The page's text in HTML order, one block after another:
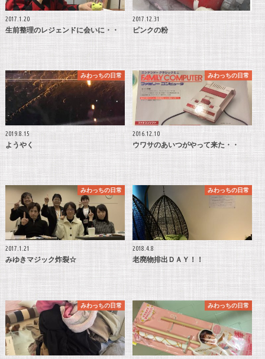
2017.1.20
生前整理のレジェンドに会いに・・
2017.12.31
ピンクの粉
みわっちの日常
2019.8.15
ようやく
みわっちの日常
2016.12.10
ウワサのあいつがやって来た・・
みわっちの日常
2017.1.21
みゆきマジック炸裂☆
みわっちの日常
2018.4.8
老廃物排出ＤＡＹ！！
みわっちの日常 みわっちの日常